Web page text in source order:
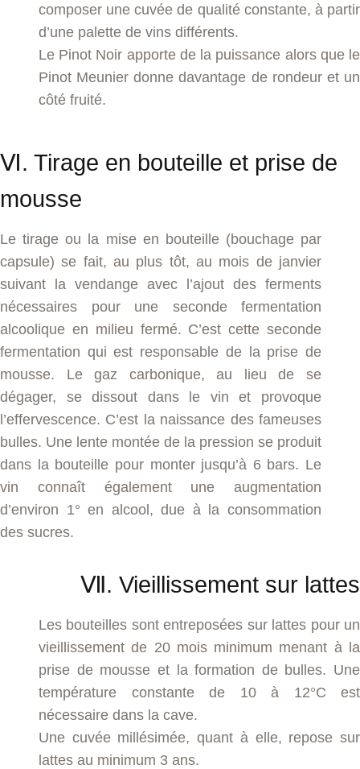
composer une cuvée de qualité constante, à partir
d’une palette de vins différents.
Le Pinot Noir apporte de la puissance alors que le
Pinot Meunier donne davantage de rondeur et un
côté fruité.
Ⅵ. Tirage en bouteille et prise de
mousse
Le tirage ou la mise en bouteille (bouchage par
capsule) se fait, au plus tôt, au mois de janvier
suivant la vendange avec l’ajout des ferments
nécessaires pour une seconde fermentation
alcoolique en milieu fermé. C’est cette seconde
fermentation qui est responsable de la prise de
mousse. Le gaz carbonique, au lieu de se
dégager, se dissout dans le vin et provoque
l’effervescence. C’est la naissance des fameuses
bulles. Une lente montée de la pression se produit
dans la bouteille pour monter jusqu’à 6 bars. Le
vin connaît également une augmentation
d’environ 1° en alcool, due à la consommation
des sucres.
Ⅶ. Vieillissement sur lattes
Les bouteilles sont entreposées sur lattes pour un
vieillissement de 20 mois minimum menant à la
prise de mousse et la formation de bulles. Une
température constante de 10 à 12°C est
nécessaire dans la cave.
Une cuvée millésimée, quant à elle, repose sur
lattes au minimum 3 ans.